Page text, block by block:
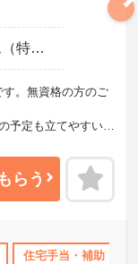
績あり 社会保険完
特別養護老人ホーム（特養）
。無資格の方のご
予定も立てやすいで
りと職員に還元さ
らに詳細をお話し
らう
住宅手当・補助